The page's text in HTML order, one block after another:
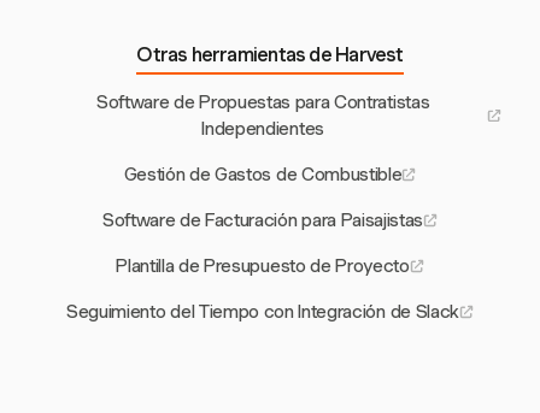
Otras herramientas de Harvest
Software de Propuestas para Contratistas
Independientes
Gestión de Gastos de Combustible
Software de Facturación para Paisajistas
Plantilla de Presupuesto de Proyecto
Seguimiento del Tiempo con Integración de Slack